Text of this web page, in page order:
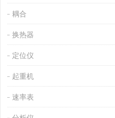
耦合
换热器
定位仪
起重机
速率表